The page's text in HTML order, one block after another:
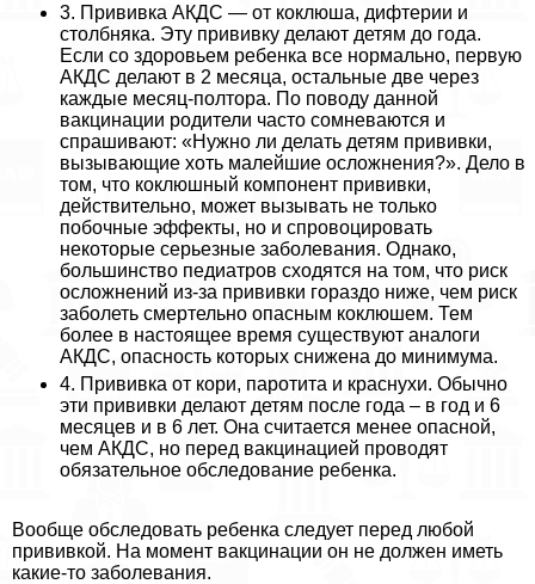
3. Прививка АКДС — от коклюша, дифтерии и
столбняка. Эту прививку делают детям до года.
Если со здоровьем ребенка все нормально, первую
АКДС делают в 2 месяца, остальные две через
каждые месяц-полтора. По поводу данной
вакцинации родители часто сомневаются и
спрашивают: «Нужно ли делать детям прививки,
вызывающие хоть малейшие осложнения?». Дело в
том, что коклюшный компонент прививки,
действительно, может вызывать не только
побочные эффекты, но и спровоцировать
некоторые серьезные заболевания. Однако,
большинство педиатров сходятся на том, что риск
осложнений из-за прививки гораздо ниже, чем риск
заболеть cмepтельно опасным коклюшем. Тем
более в настоящее время существуют аналоги
АКДС, опасность которых снижена до минимума.
4. Прививка от кори, паротита и краснухи. Обычно
эти прививки делают детям после года – в год и 6
месяцев и в 6 лет. Она считается менее опасной,
чем АКДС, но перед вакцинацией проводят
обязательное обследование ребенка.
Вообще обследовать ребенка следует перед любой
прививкой. На момент вакцинации он не должен иметь
какие-то заболевания.